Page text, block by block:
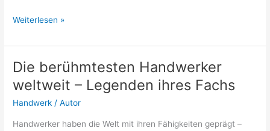
Beste
für
Sockelleisten
–
So
gelingt
perfekte
Weiterlesen »
Die berühmtesten Handwerker
weltweit – Legenden ihres Fachs
Handwerk /Autor
Handwerker haben die Welt mit ihren Fähigkeiten geprägt –